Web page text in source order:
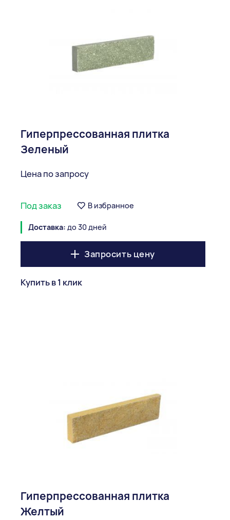
Гиперпрессованная плитка
Зеленый
Цена по запросу
Под заказ В избранное
Доставка: до 30 дней
Запросить цену
Купить в 1 клик
Гиперпрессованная плитка
Желтый